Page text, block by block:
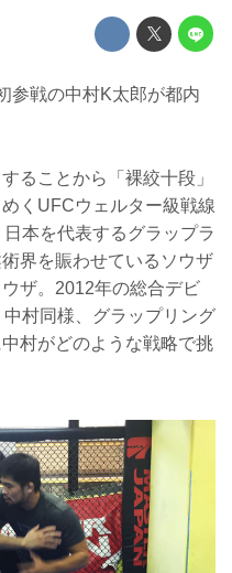
参戦の中村K太郎が都内
ることから「裸絞十段」
くUFCウェルター級戦線
本を代表するグラップラ
界を賑わせているソウザ
ザ。2012年の総合デビ
村同様、グラップリング
村がどのような戦略で挑